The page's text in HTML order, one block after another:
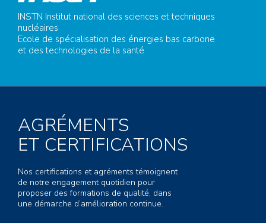
INSTN Institut national des sciences et techniques
nucléaires
Ecole de spécialisation des énergies bas carbone
et des technologies de la santé
AGRÉMENTS
ET CERTIFICATIONS
Nos certifications et agréments témoignent
de notre engagement quotidien pour
proposer des formations de qualité, dans
une démarche d’amélioration continue.